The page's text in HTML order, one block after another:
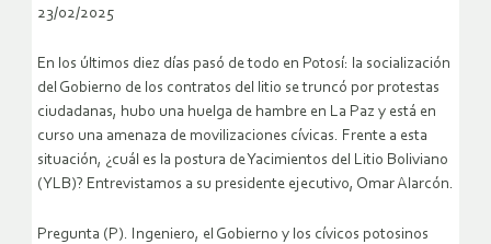
23/02/2025
En los últimos diez días pasó de todo en Potosí: la socialización
del Gobierno de los contratos del litio se truncó por protestas
ciudadanas, hubo una huelga de hambre en La Paz y está en
curso una amenaza de movilizaciones cívicas. Frente a esta
situación, ¿cuál es la postura de Yacimientos del Litio Boliviano
(YLB)? Entrevistamos a su presidente ejecutivo, Omar Alarcón.
Pregunta (P). Ingeniero, el Gobierno y los cívicos potosinos